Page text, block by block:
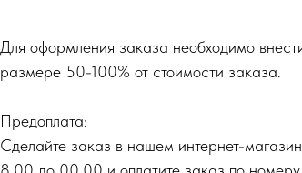
Для оформления заказа необходимо
размере 50-100% от стоимости заказа.
Предоплата:
Сделайте заказ в нашем интернет-